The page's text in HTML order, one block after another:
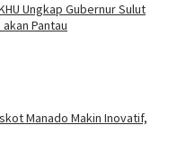
Ungkap Gubernur Sulut
Pantau
Manado Makin Inovatif,